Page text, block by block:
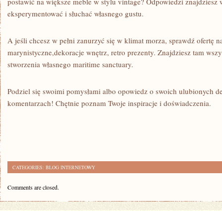
eksperymentować i słuchać własnego gustu.
A jeśli chcesz w pełni zanurzyć się w klimat morza, sprawdź ofertę
marynistyczne,dekoracje wnętrz, retro prezenty. Znajdziesz tam
stworzenia własnego maritime sanctuary.
Podziel się swoimi pomysłami albo opowiedz o swoich ulubionych
komentarzach! Chętnie poznam Twoje inspiracje i doświadczenia.
CATEGORIES: BLOG INTERNETOWY
Comments are closed.